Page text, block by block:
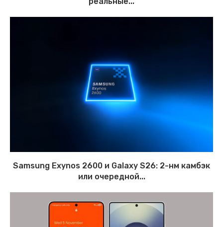
Samsung Exynos 2600 и Galaxy S26: 2-нм камбэк
или очередной...